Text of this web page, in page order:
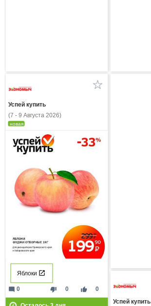
Успей купить
(7 - 9 Августа 2026)
новая
Яблоки
thumb_down 0 thumb_up 0
mode_comment 0
Успей купить